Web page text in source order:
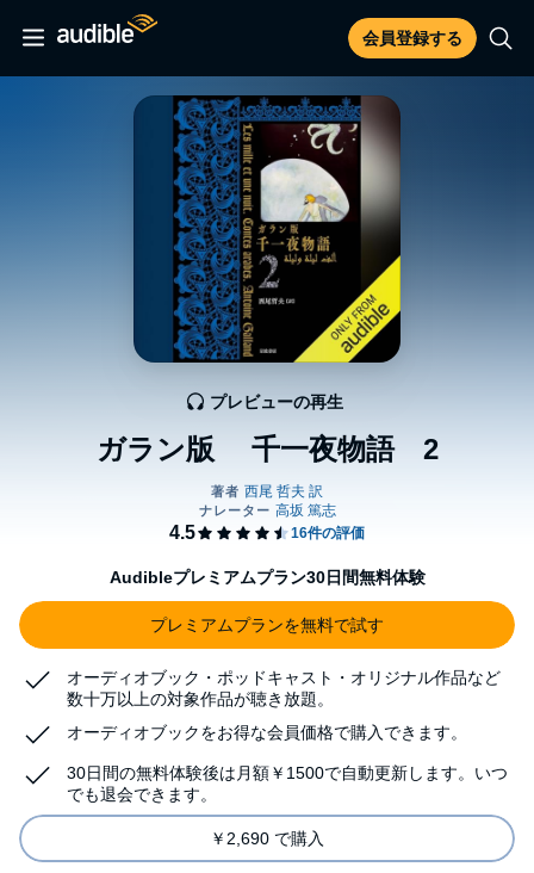
会員登録する
ガラン版 千一夜物語 2
プレビューの再生
Audibleプレミアムプラン30日間無料体験
プレミアムプランを無料で試す
オーディオブック・ポッドキャスト・オリジナル作品など
数十万以上の対象作品が聴き放題。
オーディオブックをお得な会員価格で購入できます。
30日間の無料体験後は月額￥1500で自動更新します。いつ
でも退会できます。
￥2,690 で購入